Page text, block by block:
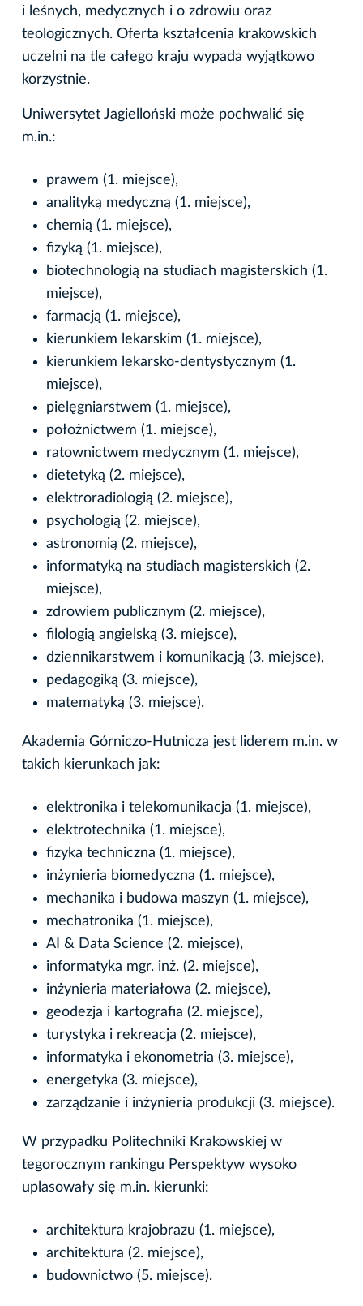
i leśnych, medycznych i o zdrowiu oraz
teologicznych. Oferta kształcenia krakowskich
uczelni na tle całego kraju wypada wyjątkowo
korzystnie.
Uniwersytet Jagielloński może pochwalić się
m.in.:
prawem (1. miejsce),
analityką medyczną (1. miejsce),
chemią (1. miejsce),
fizyką (1. miejsce),
biotechnologią na studiach magisterskich (1.
miejsce),
farmacją (1. miejsce),
kierunkiem lekarskim (1. miejsce),
kierunkiem lekarsko-dentystycznym (1.
miejsce),
pielęgniarstwem (1. miejsce),
położnictwem (1. miejsce),
ratownictwem medycznym (1. miejsce),
dietetyką (2. miejsce),
elektroradiologią (2. miejsce),
psychologią (2. miejsce),
astronomią (2. miejsce),
informatyką na studiach magisterskich (2.
miejsce),
zdrowiem publicznym (2. miejsce),
filologią angielską (3. miejsce),
dziennikarstwem i komunikacją (3. miejsce),
pedagogiką (3. miejsce),
matematyką (3. miejsce).
Akademia Górniczo-Hutnicza jest liderem m.in. w
takich kierunkach jak:
elektronika i telekomunikacja (1. miejsce),
elektrotechnika (1. miejsce),
fizyka techniczna (1. miejsce),
inżynieria biomedyczna (1. miejsce),
mechanika i budowa maszyn (1. miejsce),
mechatronika (1. miejsce),
AI & Data Science (2. miejsce),
informatyka mgr. inż. (2. miejsce),
inżynieria materiałowa (2. miejsce),
geodezja i kartografia (2. miejsce),
turystyka i rekreacja (2. miejsce),
informatyka i ekonometria (3. miejsce),
energetyka (3. miejsce),
zarządzanie i inżynieria produkcji (3. miejsce).
W przypadku Politechniki Krakowskiej w
tegorocznym rankingu Perspektyw wysoko
uplasowały się m.in. kierunki:
architektura krajobrazu (1. miejsce),
architektura (2. miejsce),
budownictwo (5. miejsce).